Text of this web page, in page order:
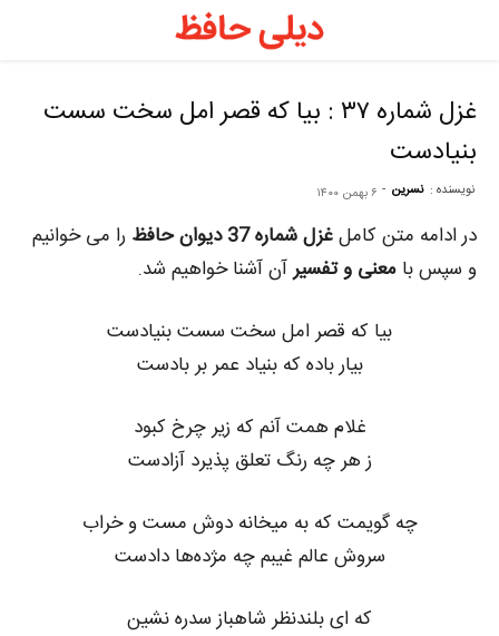
غزل شماره ۳۷ : بیا که قصر امل سخت سست
بنیادست
نویسنده : نسرین - ۶ بهمن ۱۴۰۰
در ادامه متن کاملغزل شماره 37 دیوان حافظ
را می خوانیم
و سپس با معنی و تفسیرآن آشنا خواهیم شد.
بیا که قصر امل سخت سست بنیادست
بیار باده که بنیاد عمر بر بادست
غلام همت آنم که زیر چرخ کبود
ز هر چه رنگ تعلق پذیرد آزادست
چه گویمت که به میخانه دوش مست و خراب
سروش عالم غیبم چه مژده‌ها دادست
که ای بلندنظر شاهباز سدره نشین